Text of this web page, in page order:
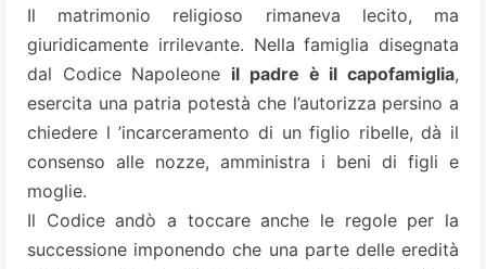
Il matrimonio religioso rimaneva lecito, ma
giuridicamente irrilevante. Nella famiglia disegnata
dal Codice Napoleone il padre è il capofamiglia,
esercita una patria potestà che l’autorizza persino a
chiedere l ’incarceramento di un figlio ribelle, dà il
consenso alle nozze, amministra i beni di figli e
moglie.
Il Codice andò a toccare anche le regole per la
successione imponendo che una parte delle eredità